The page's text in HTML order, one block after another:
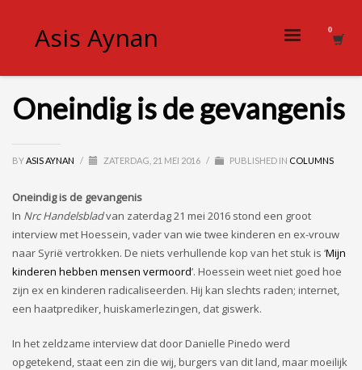
Asis Aynan
Oneindig is de gevangenis
BYASIS AYNAN / ZATERDAG, 21 MEI 2016 / PUBLISHED IN COLUMNS
Oneindig is de gevangenis
In Nrc Handelsbladvan zaterdag 21 mei 2016 stond een groot
interview met Hoessein, vader van wie twee kinderen en ex-vrouw
naar Syrië vertrokken. De niets verhullende kop van het stuk is ‘Mijn
kinderen hebben mensen vermoord’. Hoessein weet niet goed hoe
zijn ex en kinderen radicaliseerden. Hij kan slechts raden; internet,
een haatprediker, huiskamerlezingen, dat giswerk.
In het zeldzame interview dat door Danielle Pinedo werd
opgetekend, staat een zin die wij, burgers van dit land, maar moeilijk